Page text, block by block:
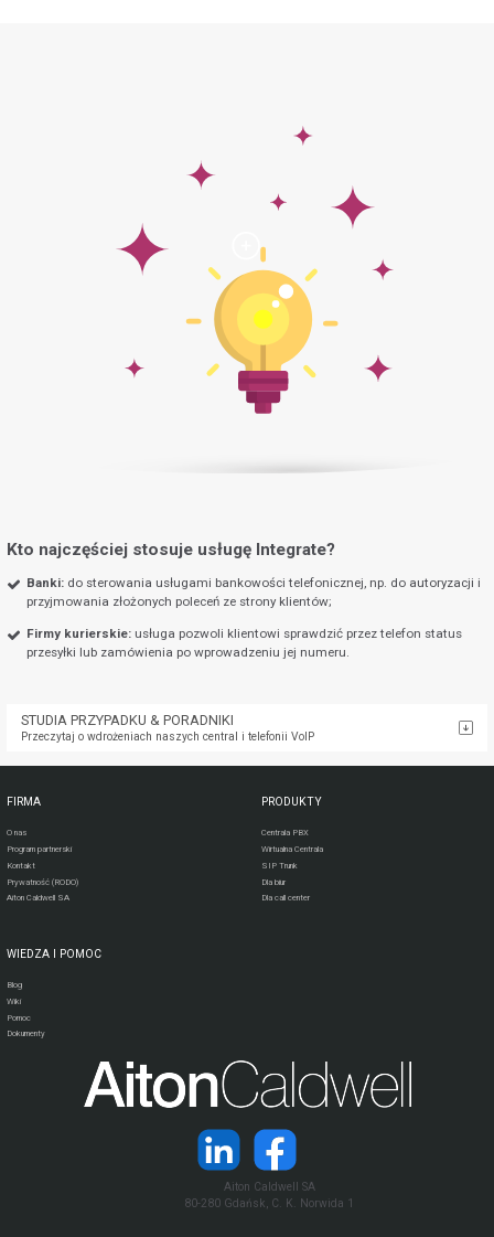
Kto najczęściej stosuje usługę Integrate?
Banki:do sterowania usługami bankowości telefonicznej, np. do autoryzacji i
przyjmowania złożonych poleceń ze strony klientów;
Firmy kurierskie:usługa pozwoli klientowi sprawdzić przez telefon status
przesyłki lub zamówienia po wprowadzeniu jej numeru.
STUDIA PRZYPADKU & PORADNIKI
Przeczytaj o wdrożeniach naszych central i telefonii VoIP
FIRMA
O nas
Program partnerski
Kontakt
Prywatność (RODO)
Aiton Caldwell SA
PRODUKTY
Centrala PBX
Wirtualna Centrala
SIP Trunk
Dla biur
Dla call center
WIEDZA I POMOC
Blog
Wiki
Pomoc
Dokumenty
Aiton Caldwell SA
80-280 Gdańsk, C. K. Norwida 1